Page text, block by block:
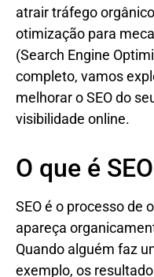
atrair tráfego
otimização para
(Search Engine
completo, vamos
melhorar o SEO do
visibilidade online.
O que é
SEO é o processo de
apareça
Quando alguém faz
exemplo, os